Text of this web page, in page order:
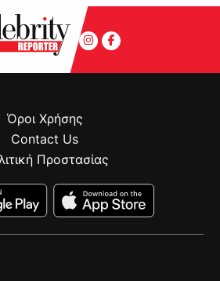
Όροι Χρήσης
Contact Us
Προστασίας